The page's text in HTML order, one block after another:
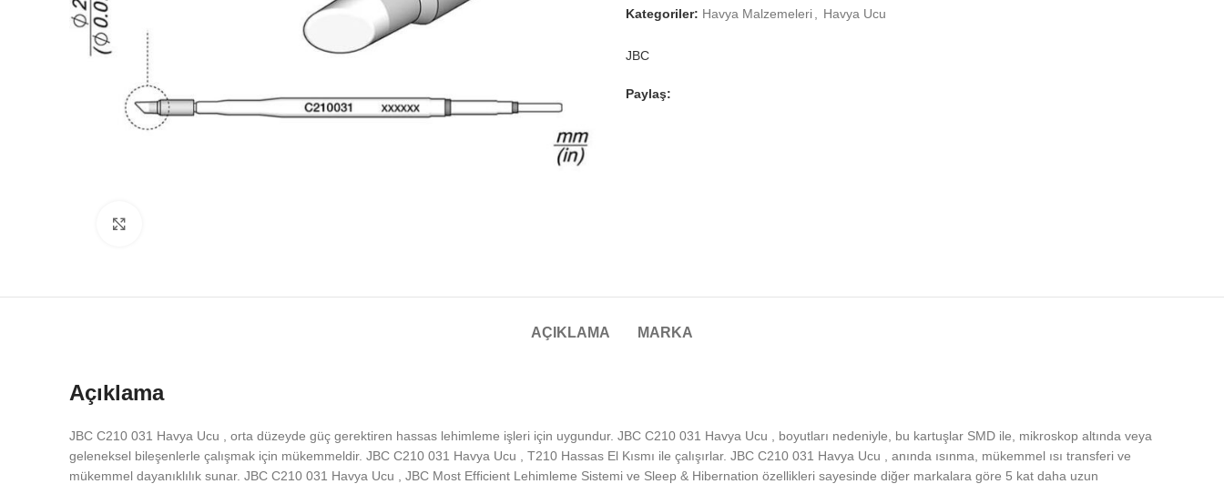
Kategoriler: Havya Malzemeleri Havya Ucu
JBC
Paylaş:
AÇIKLAMA MARKA
Açıklama
JBC C210 031 Havya Ucu , orta düzeyde güç gerektiren hassas lehimleme işleri için uygundur. JBC C210 031 Havya Ucu , boyutları nedeniyle, bu kartuşlar SMD ile, mikroskop altında veya
geleneksel bileşenlerle çalışmak için mükemmeldir. JBC C210 031 Havya Ucu , T210 Hassas El Kısmı ile çalışırlar. JBC C210 031 Havya Ucu , anında ısınma, mükemmel ısı transferi ve
mükemmel dayanıklılık sunar. JBC C210 031 Havya Ucu , JBC Most Efficient Lehimleme Sistemi ve Sleep & Hibernation özellikleri sayesinde diğer markalara göre 5 kat daha uzun